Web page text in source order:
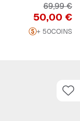
Preis
50,00 €
69,99 €
+ 50COINS